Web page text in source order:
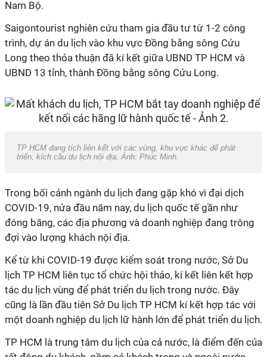
Nam Bộ.
Saigontourist nghiên cứu tham gia đầu tư từ 1-2 công
trình, dự án du lịch vào khu vực Đồng bằng sông Cửu
Long theo thỏa thuận đã kí kết giữa UBND TP HCM và
UBND 13 tỉnh, thành Đồng bằng sông Cửu Long.
TP HCM đang tích liên kết với các vùng, khu vực khác để phát
triển, kích cầu du lịch nội địa. Ảnh: Phúc Minh.
Trong bối cảnh ngành du lịch đang gặp khó vì đại dịch
COVID-19, nửa đầu năm nay, du lịch quốc tế gần như
đóng băng, các địa phương và doanh nghiệp đang trông
đợi vào lượng khách nội địa.
Kể từ khi COVID-19 được kiểm soát trong nước, Sở Du
lịch TP HCM liên tục tổ chức hội thảo, kí kết liên kết hợp
tác du lịch vùng để phát triển du lịch trong nước. Đây
cũng là lần đầu tiên Sở Du lịch TP HCM kí kết hợp tác với
một doanh nghiệp du lịch lữ hành lớn để phát triển du lịch.
TP HCM là trung tâm du lịch của cả nước, là điểm đến của